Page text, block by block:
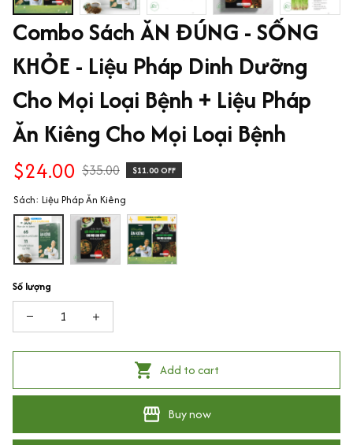
Combo Sách ĂN ĐÚNG - SỐNG
KHỎE - Liệu Pháp Dinh Dưỡng
Cho Mọi Loại Bệnh + Liệu Pháp
Ăn Kiêng Cho Mọi Loại Bệnh
$24.00 $35.00 $11.00 OFF
Sách: Liệu Pháp Ăn Kiêng
Số lượng
Add to cart
Buy now